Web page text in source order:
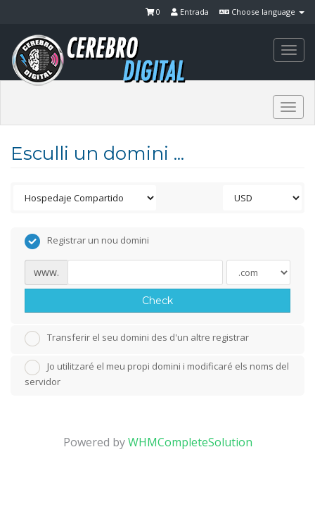
Choose language
Entrada
0
Esculli un domini ...
Registrar un nou domini
www.
Check
Transferir el seu domini des d'un altre registrar
Jo utilitzaré el meu propi domini i modificaré els noms del
servidor
Powered byWHMCompleteSolution